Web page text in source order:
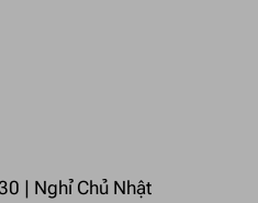
| Nghỉ Chủ Nhật